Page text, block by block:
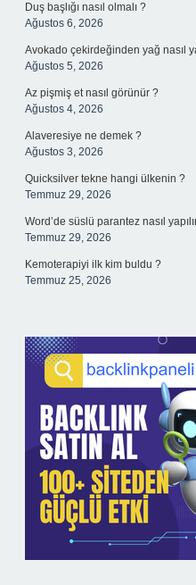
Duş başlığı nasıl olmalı ?
Ağustos 6, 2026
Avokado çekirdeğinden yağ nasıl
Ağustos 5, 2026
Az pişmiş et nasıl görünür ?
Ağustos 4, 2026
Alaveresiye ne demek ?
Ağustos 3, 2026
Quicksilver tekne hangi ülkenin ?
Temmuz 29, 2026
Word’de süslü parantez nasıl
Temmuz 29, 2026
Kemoterapiyi ilk kim buldu ?
Temmuz 25, 2026